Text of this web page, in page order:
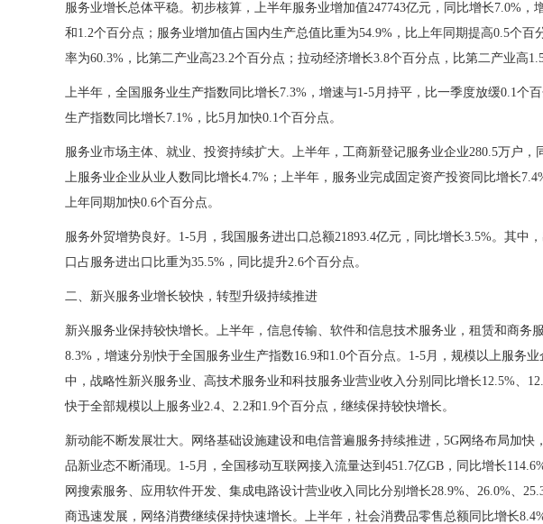
服务业增长总体平稳。初步核算，上半年服务业增加值247743亿元，同比增长7.0%
和1.2个百分点；服务业增加值占国内生产总值比重为54.9%，比上年同期提高0.5个
率为60.3%，比第二产业高23.2个百分点；拉动经济增长3.8个百分点，比第二产业高1.5
上半年，全国服务业生产指数同比增长7.3%，增速与1-5月持平，比一季度放缓0.1个
生产指数同比增长7.1%，比5月加快0.1个百分点。
服务业市场主体、就业、投资持续扩大。上半年，工商新登记服务业企业280.5万户
上服务业企业从业人数同比增长4.7%；上半年，服务业完成固定资产投资同比增长
上年同期加快0.6个百分点。
服务外贸增势良好。1-5月，我国服务进出口总额21893.4亿元，同比增长3.5%。其中
口占服务进出口比重为35.5%，同比提升2.6个百分点。
二、新兴服务业增长较快，转型升级持续推进
新兴服务业保持较快增长。上半年，信息传输、软件和信息技术服务业，租赁和商务
8.3%，增速分别快于全国服务业生产指数16.9和1.0个百分点。1-5月，规模以上服务
中，战略性新兴服务业、高技术服务业和科技服务业营业收入分别同比增长12.5%、
快于全部规模以上服务业2.4、2.2和1.9个百分点，继续保持较快增长。
新动能不断发展壮大。网络基础设施建设和电信普遍服务持续推进，5G网络布局加
品新业态不断涌现。1-5月，全国移动互联网接入流量达到451.7亿GB，同比增长
网搜索服务、应用软件开发、集成电路设计营业收入同比分别增长28.9%、26.0%、
商迅速发展，网络消费继续保持快速增长。上半年，社会消费品零售总额同比增长